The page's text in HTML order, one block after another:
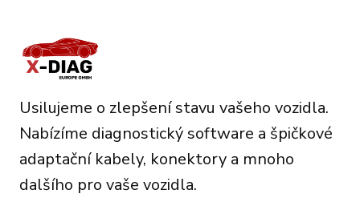
Usilujeme o zlepšení stavu vašeho vozidla.
Nabízíme diagnostický software a špičkové
adaptační kabely, konektory a mnoho
dalšího pro vaše vozidla.